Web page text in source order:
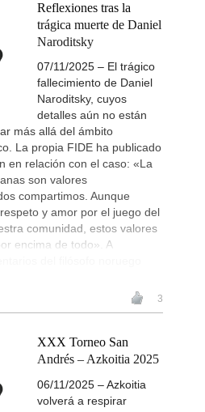
Reflexiones tras la
trágica muerte de Daniel
Naroditsky
07/11/2025 – El trágico
fallecimiento de Daniel
Naroditsky, cuyos
detalles aún no están
más allá del ámbito
La propia FIDE ha publicado
en relación con el caso: «La
son valores
compartimos. Aunque
y amor por el juego del
comunidad, estos valores
encima de todo». A
3
XXX Torneo San
Andrés – Azkoitia 2025
06/11/2025 – Azkoitia
volverá a respirar